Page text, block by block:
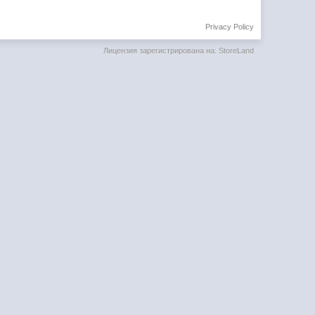
Privacy Policy
Лицензия зарегистрирована на: StoreLand